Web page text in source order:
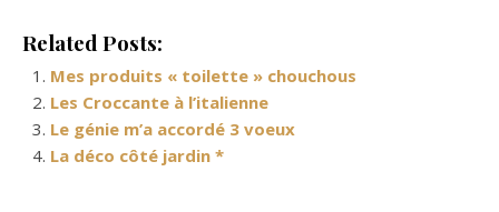
Related Posts:
Mes produits « toilette » chouchous
Les Croccante à l’italienne
Le génie m’a accordé 3 voeux
La déco côté jardin *